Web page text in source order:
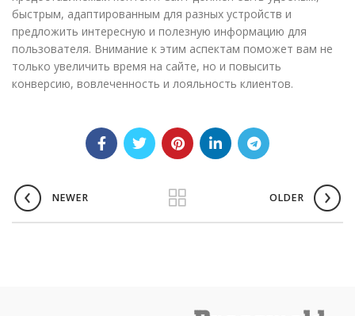
быстрым, адаптированным для разных устройств и
предложить интересную и полезную информацию для
пользователя. Внимание к этим аспектам поможет вам не
только увеличить время на сайте, но и повысить
конверсию, вовлеченность и лояльность клиентов.
NEWER OLDER